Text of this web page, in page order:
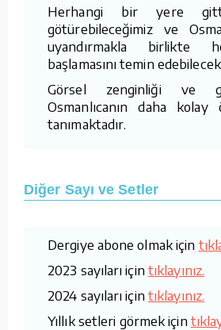
Herhangi bir yere
götürebileceğimiz ve
uyandırmakla birlikte
başlamasını temin
Görsel zenginliği ve
Osmanlıcanın daha kolay
tanımaktadır.
Diğer Sayı ve Setler
Dergiye abone olmak için
2023 sayıları içintıklayınız.
2024 sayıları içintıklayınız.
Yıllık setleri görmek için